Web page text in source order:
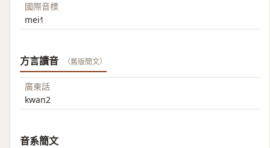
國際音標
mei˧˥
方言讀音 （舊版簡文）
廣東話
kwan2
音系簡文